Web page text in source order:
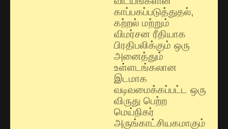
காப்பகப்படுத்துதல்,
கற்றல் மற்றும்
விமர்சன ரீதியாக
பிரதிபலிக்கும் ஒரு
அனைத்தும்
உள்ளடங்கலான
இடமாக
வடிவமைக்கப்பட்ட ஒரு
விருது பெற்ற
மெய்நிகர்
அருங்காட்சியகமாகும்